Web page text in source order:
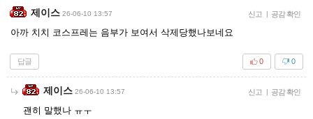
제이스 26-06-10 13:57 신고 | 공감 확인
아까 치치 코스프레는 음부가 보여서 삭제당했나보네요
답글 0
0
제이스 26-06-10 13:57 신고 | 공감 확인
괜히 말했나 ㅠㅜ